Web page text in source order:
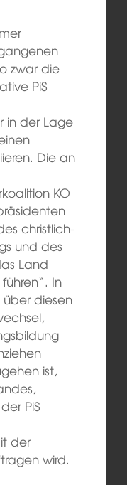
zwar die
PiS
in der Lage
Die an
KO
christlich-
und des
Land
In
diesen
ist,
PiS
der
wird.